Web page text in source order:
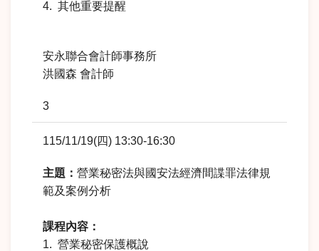
4. 其他重要提醒
安永聯合會計師事務所
洪國森 會計師
3
115/11/19(四) 13:30-16:30
主題： 營業秘密法與國安法經濟間諜罪法律規
範及案例分析
課程內容：
1. 營業秘密保護概說